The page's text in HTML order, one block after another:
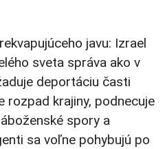
javu: Izrael
sveta správa ako v
deportáciu časti
rozpad krajiny, podnecuje
spory a
sa voľne pohybujú po